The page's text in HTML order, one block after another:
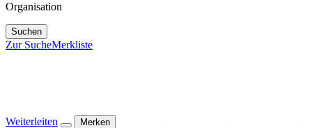
Organisation
Suchen
Zur SucheMerkliste
Weiterleiten Merken